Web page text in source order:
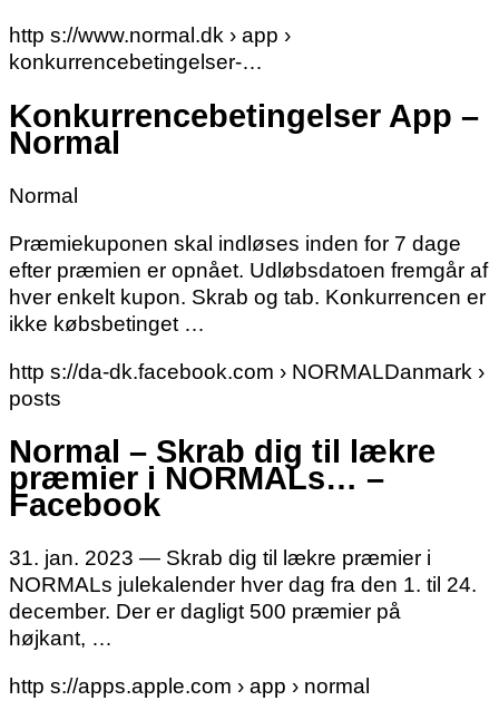
http s://www.normal.dk › app ›
konkurrencebetingelser-…
Konkurrencebetingelser App –
Normal
Normal
Præmiekuponen skal indløses inden for 7 dage
efter præmien er opnået. Udløbsdatoen fremgår af
hver enkelt kupon. Skrab og tab. Konkurrencen er
ikke købsbetinget …
http s://da-dk.facebook.com › NORMALDanmark ›
posts
Normal – Skrab dig til lækre
præmier i NORMALs… –
Facebook
31. jan. 2023 — Skrab dig til lækre præmier i
NORMALs julekalender hver dag fra den 1. til 24.
december. Der er dagligt 500 præmier på
højkant, …
http s://apps.apple.com › app › normal